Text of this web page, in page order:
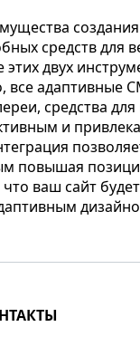
средств для
этих двух
все адаптивные
средства
и
повышая
ваш сайт